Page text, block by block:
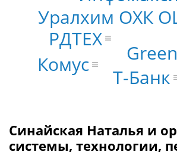
Уралхим ОХК
РДТЕХ
Комус
Т-Банк
Синайская Наталья и
системы, технологии,